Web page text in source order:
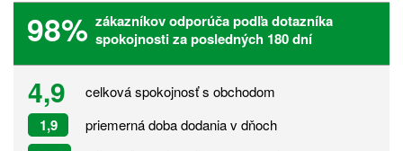
98% zákazníkov odporúča podľa dotazníka
spokojnosti za posledných 180 dní
4,9 celková spokojnosť s obchodom
1,9 priemerná doba dodania v dňoch